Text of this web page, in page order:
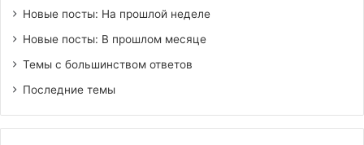
Новые посты: На прошлой неделе
Новые посты: В прошлом месяце
Темы с большинством ответов
Последние темы